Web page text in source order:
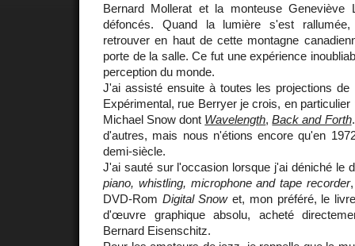
Bernard Mollerat et la monteuse Geneviève
défoncés. Quand la lumière s'est
retrouver en haut de cette montagne
porte de la salle. Ce fut une expérience
perception du monde.
J'ai assisté ensuite à toutes les projections de
Expérimental, rue Berryer je crois, en
Michael Snow dont Wavelength,Back and Forth
d'autres, mais nous n'étions encore qu'en
demi-siècle.
J'ai sauté sur l'occasion lorsque j'ai déniché le
piano, whistling, microphone and tape recorder
DVD-Rom Digital Snowet, mon préféré, le
d'œuvre graphique absolu, acheté
Bernard Eisenschitz.